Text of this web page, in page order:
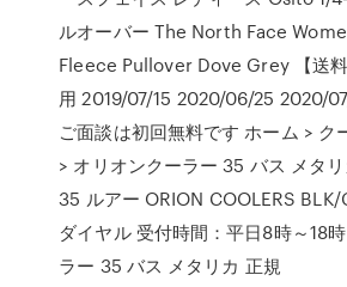
ルオーバー The North Face
Fleece Pullover Dove Grey 【送
用 2019/07/15 2020/06/25 2020/
ご面談は初回無料です ホーム > ク
> オリオンクーラー 35 バス メタ
35 ルアー ORION COOLERS BLK/
ダイヤル 受付時間：平日8時～18
ラー 35 バス メタリカ 正規